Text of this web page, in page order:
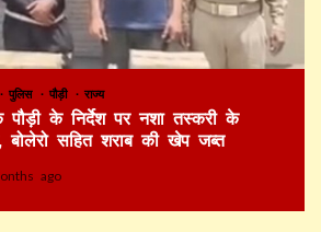
पुलिस पौड़ी राज्य
पौड़ी के निर्देश पर नशा तस्करी के
बोलेरो सहित शराब की खेप जब्त
ago